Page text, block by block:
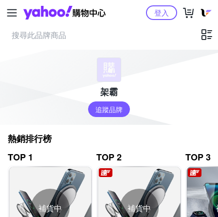
Yahoo購物中心登入
架霸
追蹤品牌
熱銷排行榜
TOP 1
補貨中
TOP 2
補貨中
TOP 3